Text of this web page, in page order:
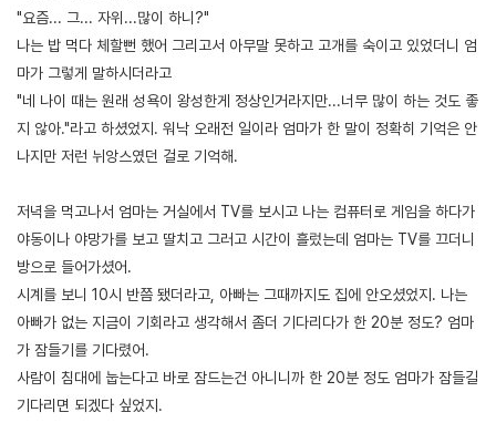
"요즘... 그... 자위...많이 하니?"
나는 밥 먹다 체할뻔 했어 그리고서 아무말 못하고 고개를 숙이고 있었더니 엄
마가 그렇게 말하시더라고
"네 나이 때는 원래 성욕이 왕성한게 정상인거라지만...너무 많이 하는 것도 좋
지 않아."라고 하셨었지. 워낙 오래전 일이라 엄마가 한 말이 정확히 기억은 안
나지만 저런 뉘앙스였던 걸로 기억해.
저녁을 먹고나서 엄마는 거실에서 TV를 보시고 나는 컴퓨터로 게임을 하다가
야동이나 야망가를 보고 딸치고 그러고 시간이 흘렀는데 엄마는 TV를 끄더니
방으로 들어가셨어.
시계를 보니 10시 반쯤 됐더라고, 아빠는 그때까지도 집에 안오셨었지. 나는
아빠가 없는 지금이 기회라고 생각해서 좀더 기다리다가 한 20분 정도? 엄마
가 잠들기를 기다렸어.
사람이 침대에 눕는다고 바로 잠드는건 아니니까 한 20분 정도 엄마가 잠들길
기다리면 되겠다 싶었지.